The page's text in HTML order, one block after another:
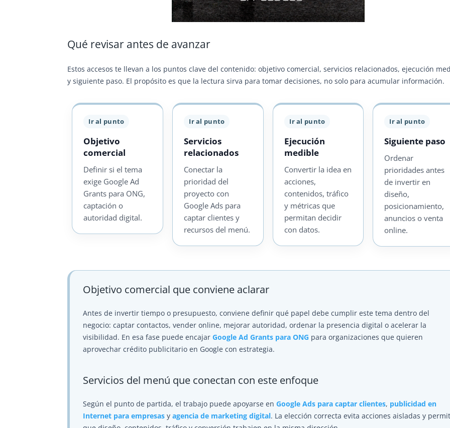
Qué revisar antes de avanzar
Estos accesos te llevan a los puntos clave del contenido: objetivo comercial, servicios relacionados, ejecución
y siguiente paso. El propósito es que la lectura sirva para tomar decisiones, no solo para acumular información.
Ir al punto
Objetivo
comercial
Definir si el tema
exige Google Ad
Grants para ONG,
captación o
autoridad digital.
Ir al punto
Servicios
relacionados
Conectar la
prioridad del
proyecto con
Google Ads para
captar clientes y
recursos del menú.
Ir al punto
Ejecución
medible
Convertir la idea en
acciones,
contenidos, tráfico
y métricas que
permitan decidir
con datos.
Ir al punto
Siguiente paso
Ordenar
prioridades antes
de invertir en
diseño,
posicionamiento,
anuncios o venta
online.
Objetivo comercial que conviene aclarar
Antes de invertir tiempo o presupuesto, conviene definir qué papel debe cumplir este tema dentro del
negocio: captar contactos, vender online, mejorar autoridad, ordenar la presencia digital o acelerar la
visibilidad. En esa fase puede encajarGoogle Ad Grants para ONG para organizaciones que quieren
aprovechar crédito publicitario en Google con estrategia.
Servicios del menú que conectan con este enfoque
Según el punto de partida, el trabajo puede apoyarse enGoogle Ads para captar clientes, publicidad en
Internet para empresas yagencia de marketing digital. La elección correcta evita acciones aisladas y